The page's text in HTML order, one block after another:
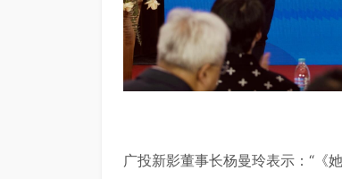
广投新影董事长杨曼玲表示：“《